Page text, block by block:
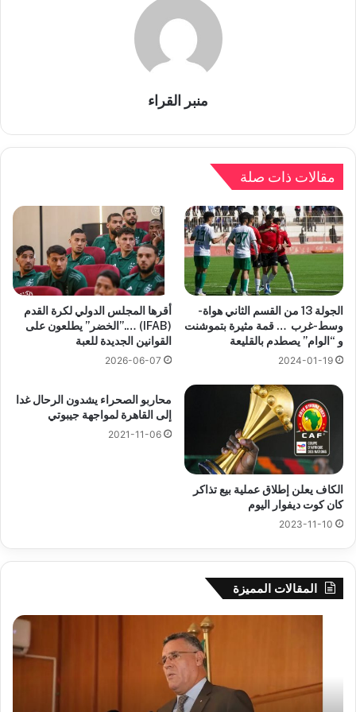
منبر القراء
مقالات ذات صلة
الجولة 13 من القسم الثاني هواة-
وسط-غرب … قمة مثيرة بتموشنت
و “الوام” يصطدم بالقليعة
2024-01-19
أقرها المجلس الدولي لكرة القدم
(IFAB) ….”الخضر” يطلعون على
القوانين الجديدة للعبة
2026-06-07
الكاف يعلن إطلاق عملية بيع تذاكر
كان كوت ديفوار اليوم
2023-11-10
محاربو الصحراء يشدون الرحال غدا
إلى القاهرة لمواجهة جيبوتي
2021-11-06
المقالات المميزة
لدراسة